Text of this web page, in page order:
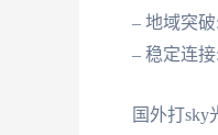
– 地域突
– 稳定连
国外打